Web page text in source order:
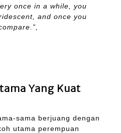
once in a while, you
and once you
Yang Kuat
sama berjuang dengan
utama perempuan